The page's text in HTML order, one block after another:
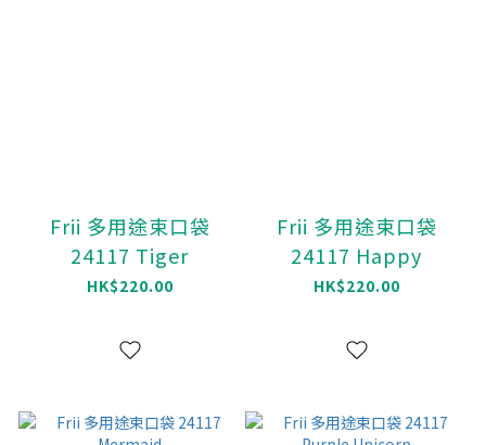
Frii 多用途束口袋
24117 Tiger
HK$220.00
Frii 多用途束口袋
24117 Happy
HK$220.00